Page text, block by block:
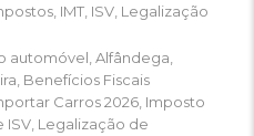
IMT ISV Legalização
automóvel Alfândega
Benefícios Fiscais
Carros 2026 Imposto
ISV Legalização de